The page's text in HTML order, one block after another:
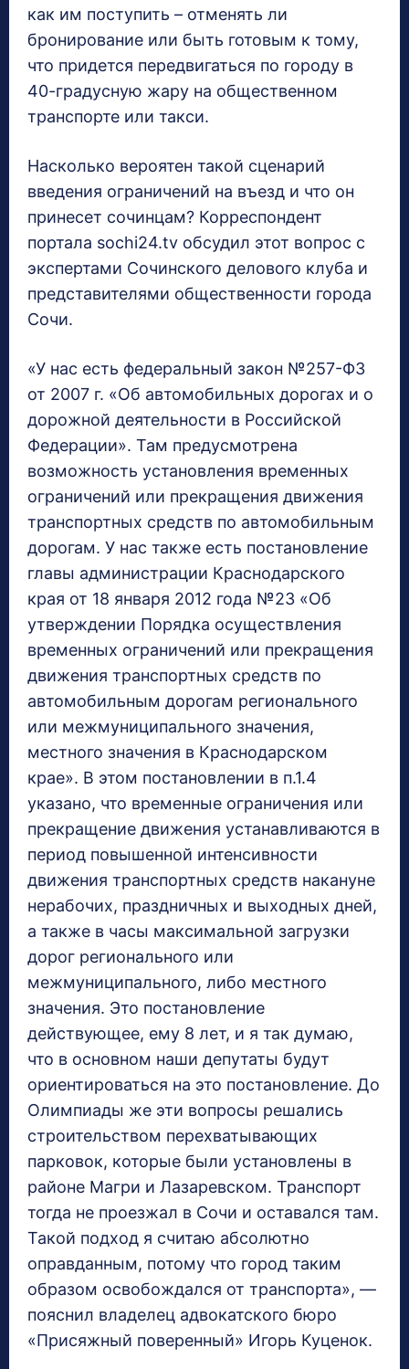
как им поступить – отменять ли
бронирование или быть готовым к тому,
что придется передвигаться по городу в
40-градусную жару на общественном
транспорте или такси.
Насколько вероятен такой сценарий
введения ограничений на въезд и что он
принесет сочинцам? Корреспондент
портала sochi24.tv обсудил этот вопрос с
экспертами Сочинского делового клуба и
представителями общественности города
Сочи.
«У нас есть федеральный закон №257-ФЗ
от 2007 г. «Об автомобильных дорогах и о
дорожной деятельности в Российской
Федерации». Там предусмотрена
возможность установления временных
ограничений или прекращения движения
транспортных средств по автомобильным
дорогам. У нас также есть постановление
главы администрации Краснодарского
края от 18 января 2012 года №23 «Об
утверждении Порядка осуществления
временных ограничений или прекращения
движения транспортных средств по
автомобильным дорогам регионального
или межмуниципального значения,
местного значения в Краснодарском
крае». В этом постановлении в п.1.4
указано, что временные ограничения или
прекращение движения устанавливаются в
период повышенной интенсивности
движения транспортных средств накануне
нерабочих, праздничных и выходных дней,
а также в часы максимальной загрузки
дорог регионального или
межмуниципального, либо местного
значения. Это постановление
действующее, ему 8 лет, и я так думаю,
что в основном наши депутаты будут
ориентироваться на это постановление. До
Олимпиады же эти вопросы решались
строительством перехватывающих
парковок, которые были установлены в
районе Магри и Лазаревском. Транспорт
тогда не проезжал в Сочи и оставался там.
Такой подход я считаю абсолютно
оправданным, потому что город таким
образом освобождался от транспорта», —
пояснил владелец адвокатского бюро
«Присяжный поверенный» Игорь Куценок.